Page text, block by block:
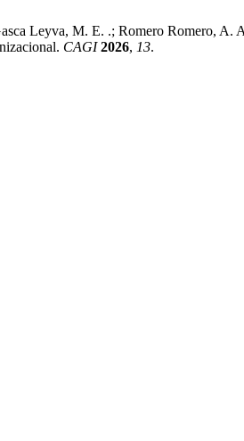
Leyva, M. E. .; Romero Romero,
CAGI 2026, 13.